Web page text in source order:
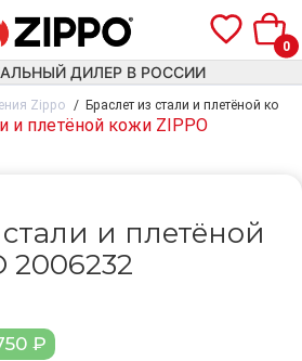
0
ДИЛЕР В РОССИИ
Zippo Браслет из стали и плетёной кожи
и плетёной
2006232
₽